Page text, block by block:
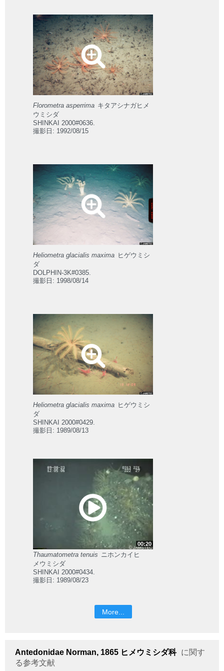
Florometra asperrima キタアシナガヒメ
ウミシダ
SHINKAI 2000#0636.
撮影日: 1992/08/15
Heliometra glacialis maxima ヒゲウミシ
ダ
DOLPHIN-3K#0385.
撮影日: 1998/08/14
Heliometra glacialis maxima ヒゲウミシ
ダ
SHINKAI 2000#0429.
撮影日: 1989/08/13
00:20
Thaumatometra tenuis ニホンカイヒ
メウミシダ
SHINKAI 2000#0434.
撮影日: 1989/08/23
More...
Antedonidae Norman, 1865 ヒメウミシダ科 に関す
る参考文献